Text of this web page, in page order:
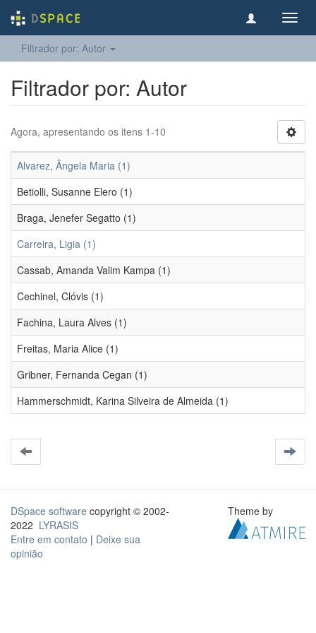
Filtrador por: Autor
Filtrador por: Autor
Agora, apresentando os itens 1-10
Alvarez, Ângela Maria (1)
Betiolli, Susanne Elero (1)
Braga, Jenefer Segatto (1)
Carreira, Ligia (1)
Cassab, Amanda Valim Kampa (1)
Cechinel, Clóvis (1)
Fachina, Laura Alves (1)
Freitas, Maria Alice (1)
Gribner, Fernanda Cegan (1)
Hammerschmidt, Karina Silveira de Almeida (1)
DSpace software copyright © 2002-
2022 LYRASIS
Entre em contato | Deixe sua
opinião
Theme by